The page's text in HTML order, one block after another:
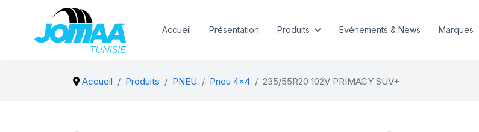
Accueil Présentation Produits Evénements & News Marques
Accueil Produits PNEU Pneu 4x4 235/55R20 102V PRIMACY SUV+